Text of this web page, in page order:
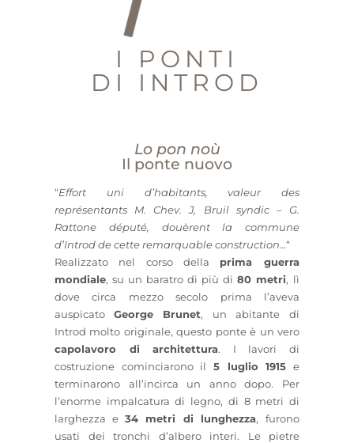
I PONTI
DI INTROD
Lo pon noù
Il ponte nuovo
“Effort uni d’habitants, valeur des
représentants M. Chev. J, Bruil syndic – G.
Rattone député, douèrent la commune
d’Introd de cette remarquable construction…“
Realizzato nel corso della prima guerra
mondiale, su un baratro di più di 80 metri, lì
dove circa mezzo secolo prima l’aveva
auspicato George Brunet, un abitante di
Introd molto originale, questo ponte è un vero
capolavoro di architettura. I lavori di
costruzione cominciarono il 5 luglio 1915 e
terminarono all’incirca un anno dopo. Per
l’enorme impalcatura di legno, di 8 metri di
larghezza e 34 metri di lunghezza, furono
usati dei tronchi d’albero interi. Le pietre